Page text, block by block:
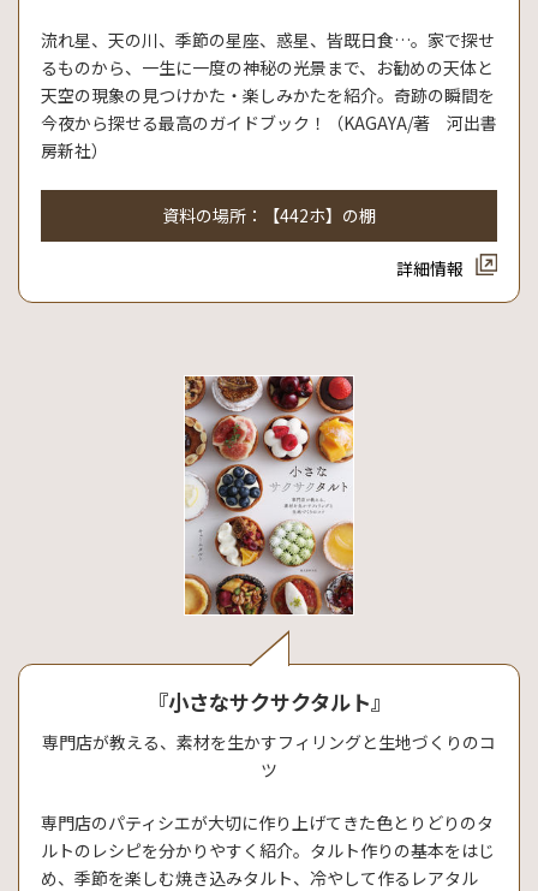
流れ星、天の川、季節の星座、惑星、皆既日食…。家で探せ
るものから、一生に一度の神秘の光景まで、お勧めの天体と
天空の現象の見つけかた・楽しみかたを紹介。奇跡の瞬間を
今夜から探せる最高のガイドブック！（KAGAYA/著 河出書
房新社）
資料の場所：【442ホ】の棚
詳細情報
『小さなサクサクタルト』
専門店が教える、素材を生かすフィリングと生地づくりのコ
ツ
専門店のパティシエが大切に作り上げてきた色とりどりのタ
ルトのレシピを分かりやすく紹介。タルト作りの基本をはじ
め、季節を楽しむ焼き込みタルト、冷やして作るレアタル